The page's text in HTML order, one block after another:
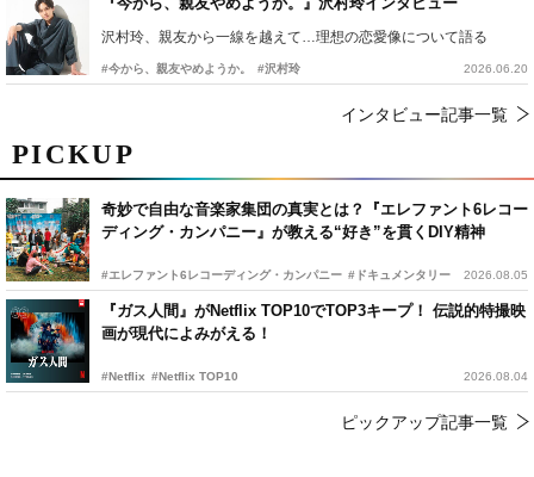
PICKUP
奇妙で自由な音楽家集団の真実とは？『エレファント6レコー
ディング・カンパニー』が教える“好き”を貫くDIY精神
#エレファント6レコーディング・カンパニー #ドキュメンタリー 2026.08.05
『ガス人間』がNetflix TOP10でTOP3キープ！ 伝説的特撮映
画が現代によみがえる！
#Netflix #Netflix TOP10 2026.08.04
ピックアップ記事一覧
沢村玲、親友から一線を越えて…理想の恋愛像について語る
#今から、親友やめようか。 #沢村玲 2026.06.20
インタビュー記事一覧